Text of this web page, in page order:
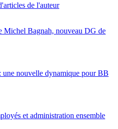
de l'auteur
Michel Bagnah, nouveau DG de
nouvelle dynamique pour BB
et administration ensemble